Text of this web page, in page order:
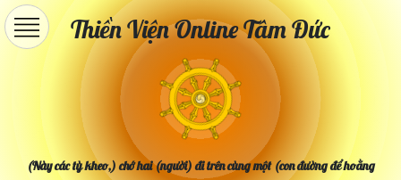
Thiền Viện Online Tâm Đức
(Này các tỳ kheo,) chớ hai (người) đi trên cùng một (con đường để hoằng